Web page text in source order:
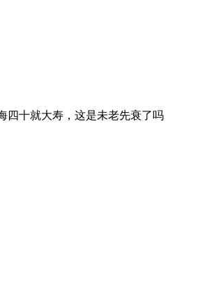
四十就大寿，这是未老先衰了吗